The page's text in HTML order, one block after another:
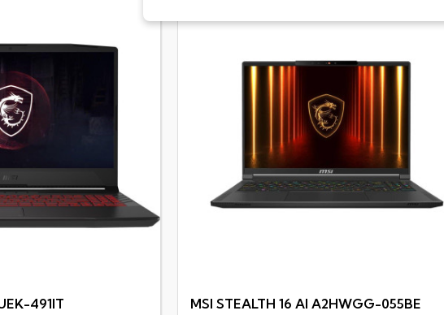
491IT MSI STEALTH 16 AI A2HWGG-055BE